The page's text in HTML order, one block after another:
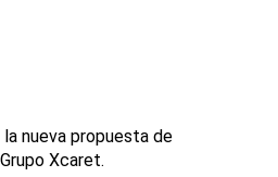
la nueva propuesta de
Xcaret.